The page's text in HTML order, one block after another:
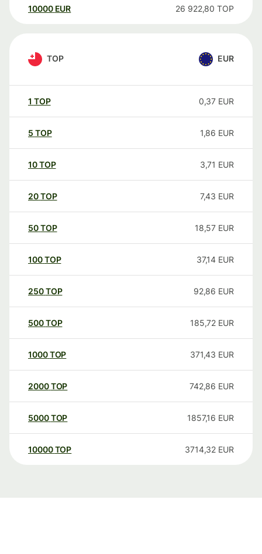
10000 EUR 26 922,80 TOP
TOP EUR
1 TOP 0,37 EUR
5 TOP 1,86 EUR
10TOP 3,71 EUR
20TOP 7,43 EUR
50TOP 18,57 EUR
100TOP 37,14 EUR
250TOP 92,86 EUR
500TOP 185,72 EUR
1000TOP 371,43 EUR
2000TOP 742,86 EUR
5000TOP 1857,16 EUR
10000 TOP 3714,32 EUR